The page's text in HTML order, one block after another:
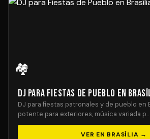
🏘️
DJ para Fiestas de Pueblo en
DJ para fiestas patronales y de pueblo en
potente para exteriores, música variada p…
VER EN BRASÍLIA →